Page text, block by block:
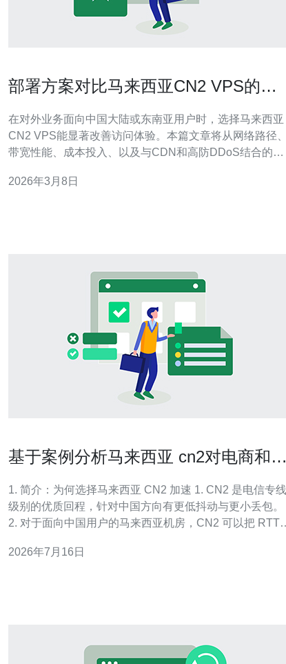
部署方案对比马来西亚CN2 VPS的性
在对外业务面向中国大陆或东南亚用户时，选择马来西亚
CN2 VPS能显著改善访问体验。本篇文章将从网络路径、
带宽性能、成本投入、以及与CDN和高防DDoS结合的部
解释一下CN2的价值。CN2是中国电信的优质骨干网，
2026年3月8日
基于案例分析马来西亚 cn2对电商和直
1. 简介：为何选择马来西亚 CN2 加速 1. CN2 是电信专线
级别的优质回程，针对中国方向有更低抖动与更小丢包。
2. 对于面向中国用户的马来西亚机房，CN2 可以把 RTT
商的 TTFB、结账成功率与直播首屏时延。 4. CN2 常见优
2026年7月16日